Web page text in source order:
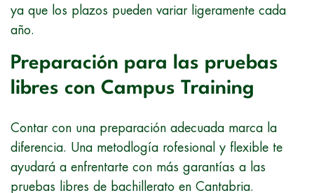
ya que los plazos pueden variar ligeramente cada
año.
Preparación para las pruebas
libres con Campus Training
Contar con una preparación adecuada marca la
diferencia. Una metodlogía rofesional y flexible te
ayudará a enfrentarte con más garantías a las
pruebas libres de bachillerato en Cantabria.